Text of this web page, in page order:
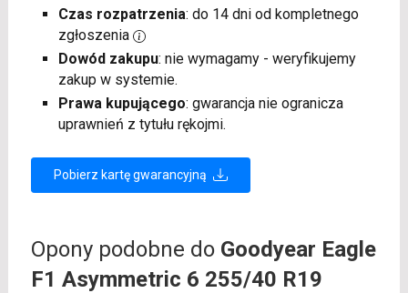
Czas rozpatrzenia: do 14 dni od kompletnego
zgłoszenia
Dowód zakupu: nie wymagamy - weryfikujemy
zakup w systemie.
Prawa kupującego: gwarancja nie ogranicza
uprawnień z tytułu rękojmi.
Pobierz kartę gwarancyjną
Opony podobne do Goodyear Eagle
F1 Asymmetric 6 255/40 R19